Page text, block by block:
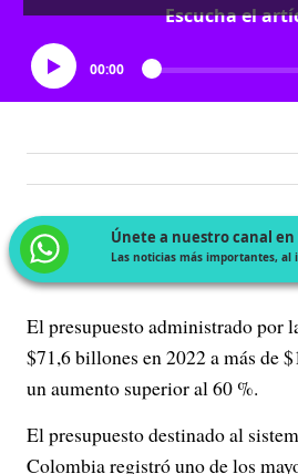
Escucha el
00:00
Únete a nuestro canal en
Las noticias más importantes, al
El presupuesto administrado por
$71,6 billones en 2022 a más de
un aumento superior al 60 %.
El presupuesto destinado al
Colombia registró uno de los